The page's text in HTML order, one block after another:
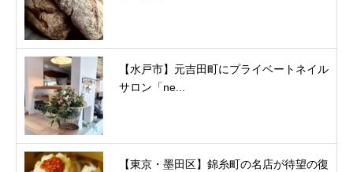
【水戸市】元吉田町にプライベートネイル
サロン「ne...
【東京・墨田区】錦糸町の名店が待望の復